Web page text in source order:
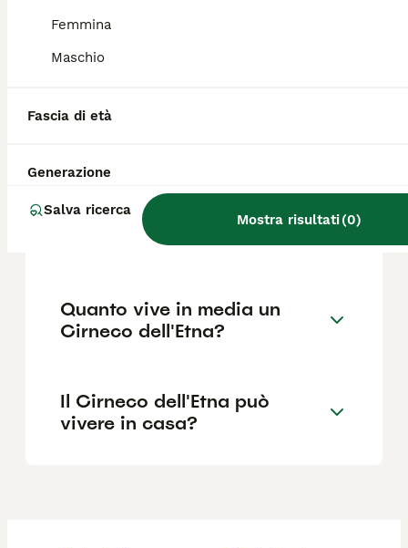
Femmina
Maschio
Fascia di età
Generazione
Salva ricerca
Mostra risultati(0)
mantello può essere di tipo corto o semi-
più comuni della razza
Quanto costa un cucciolo di
Cirneco dell'Etna?
Quanto vive in media un
Cirneco dell'Etna?
Il Cirneco dell'Etna può
vivere in casa?